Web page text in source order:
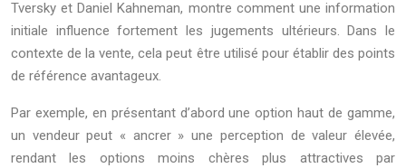
Tversky et Daniel Kahneman, montre comment une information
initiale influence fortement les jugements ultérieurs. Dans le
contexte de la vente, cela peut être utilisé pour établir des points
de référence avantageux.
Par exemple, en présentant d’abord une option haut de gamme,
un vendeur peut « ancrer » une perception de valeur élevée,
rendant les options moins chères plus attractives par